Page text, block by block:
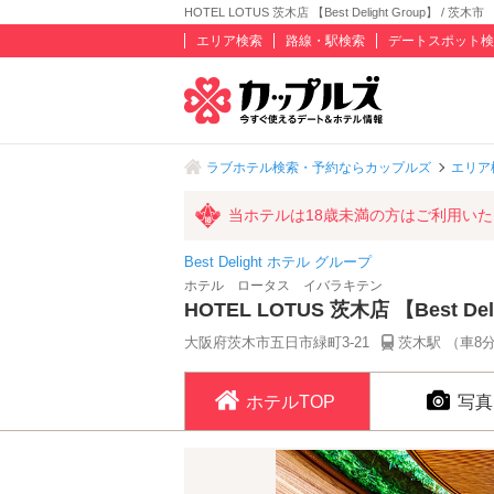
HOTEL LOTUS 茨木店 【Best Delight Group】 / 茨木市
エリア検索 路線・駅検索 デートスポット
ラブホテル検索・予約ならカップルズ エリア
当ホテルは18歳未満の方はご利用い
Best Delight ホテル グループ
ホテル ロータス イバラキテン
HOTEL LOTUS 茨木店 【Best
大阪府茨木市五日市緑町3-21 茨木駅 （車8
ホテルTOP 写真